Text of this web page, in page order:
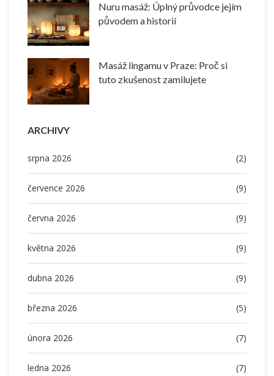
Nuru masáž: Úplný průvodce jejím
původem a historií
Masáž lingamu v Praze: Proč si
tuto zkušenost zamilujete
ARCHIVY
srpna 2026 (2)
července 2026 (9)
června 2026 (9)
května 2026 (9)
dubna 2026 (9)
března 2026 (5)
února 2026 (7)
ledna 2026 (7)